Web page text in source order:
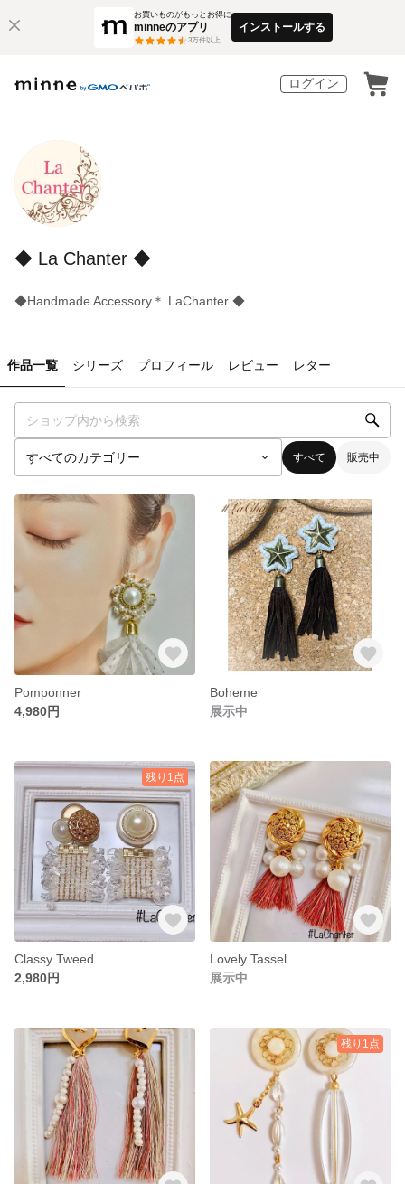
お買いものがもっとお得に
minneのアプリ
3万件以上
インストールする
ログイン
◆ La Chanter ◆
◆Handmade Accessory＊ LaChanter ◆
作品一覧 シリーズ プロフィール レビュー レター
すべて 販売中
Pomponner
4,980円
Boheme
展示中
残り1点
Classy Tweed
2,980円
Lovely Tassel
展示中
残り1点